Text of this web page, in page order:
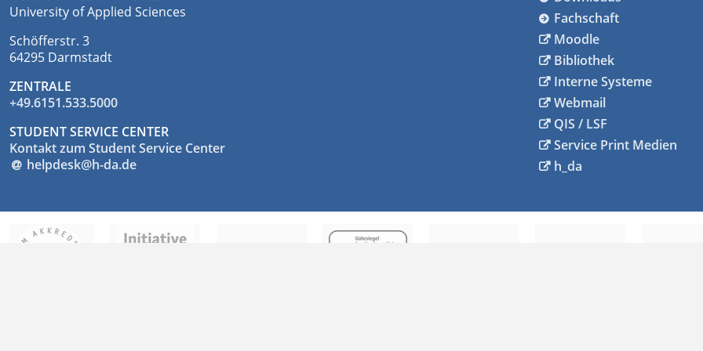
University of Applied Sciences
Schöfferstr. 3
64295 Darmstadt
ZENTRALE
+49.6151.533.5000
STUDENT SERVICE CENTER
Kontakt zum Student Service Center
helpdesk@h-da.de
Fachschaft
Moodle
Bibliothek
Interne Systeme
Webmail
QIS / LSF
Service Print Medien
h_da